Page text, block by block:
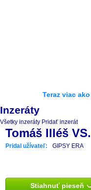
Teraz viac ako
Inzeráty
Všetky inzeráty Pridať inzerát
Tomáš Illéš
Pridal užívateľ: GIPSY ERA
Stiahnuť pieseň